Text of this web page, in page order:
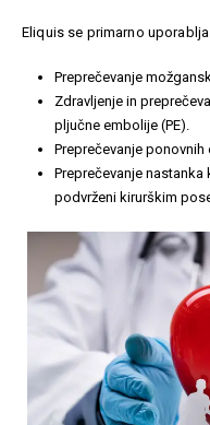
Eliquis se primarno
Preprečevanje
Zdravljenje in
pljučne embolije (PE).
Preprečevanje ponovnih
Preprečevanje
podvrženi kirurškim